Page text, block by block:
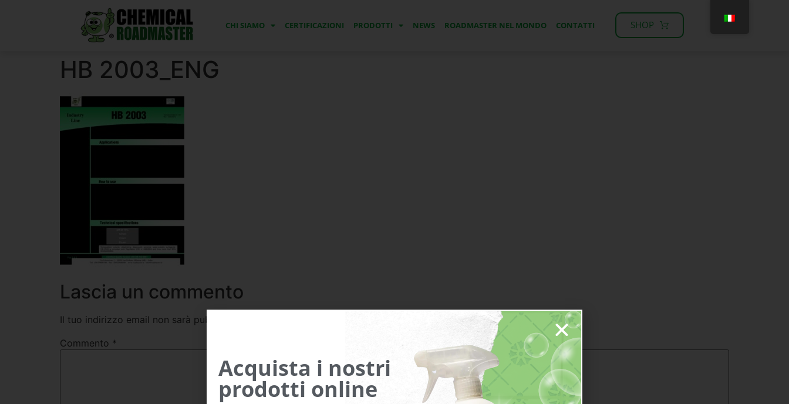
CHI SIAMO CERTIFICAZIONI PRODOTTI NEWS ROADMASTER NEL MONDO CONTATTI SHOP
HB 2003_ENG
Lascia un commento
Il tuo indirizzo email non sarà pubblicato.
Commento *
Acquista i nostri
prodotti online